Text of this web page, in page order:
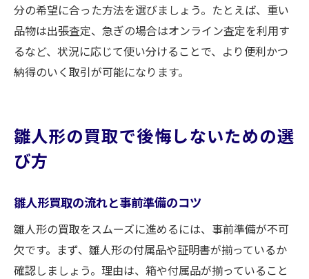
分の希望に合った方法を選びましょう。たとえば、重い
品物は出張査定、急ぎの場合はオンライン査定を利用す
るなど、状況に応じて使い分けることで、より便利かつ
納得のいく取引が可能になります。
雛人形の買取で後悔しないための選
び方
雛人形買取の流れと事前準備のコツ
雛人形の買取をスムーズに進めるには、事前準備が不可
欠です。まず、雛人形の付属品や証明書が揃っているか
確認しましょう。理由は、箱や付属品が揃っていること